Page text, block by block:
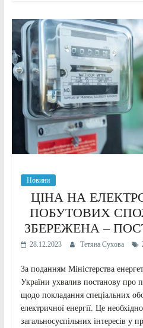
Новини
ЦІНА НА
ПОБУТОВИХ
ЗБЕРЕЖЕНА –
28.12.2023 Тетяна Сухова
За поданням Міністерства
України ухвалив постанову про
щодо покладання спеціальних
електричної енергії. Це
загальносуспільних інтересів у